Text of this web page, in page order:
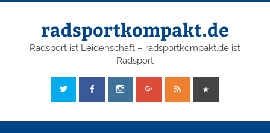
radsportkompakt.de
Radsport ist Leidenschaft – radsportkompakt.de ist
Radsport